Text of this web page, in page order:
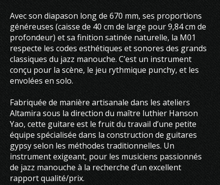
Avec son diapason long de 670 mm, ses proportions
généreuses (caisse de 40 cm de large pour 9,84 cm de
profondeur) et sa finition satinée naturelle, la M01
respecte les codes esthétiques et sonores des grands
classiques du jazz manouche. C’est un instrument
conçu pour la scène, le jeu rythmique punchy, et les
envolées en solo.
Fabriquée de manière artisanale dans les ateliers
Altamira sous la direction du maître luthier Hanson
Yao, cette guitare est le fruit du travail d’une petite
équipe spécialisée dans la construction de guitares
gypsy selon les méthodes traditionnelles. Un
instrument exigeant, pour les musiciens passionnés
de jazz manouche à la recherche d’un excellent
rapport qualité/prix.